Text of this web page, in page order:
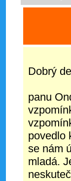
Dobrý
panu
povedlo
se nám
mladá.